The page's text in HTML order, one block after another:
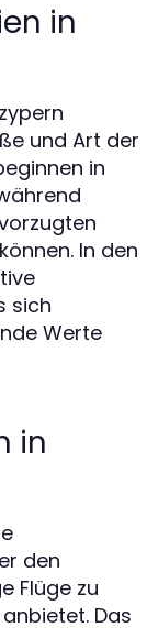
in
und Art der
in
In den
sich
Werte
in
den
Flüge zu
Das